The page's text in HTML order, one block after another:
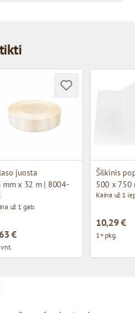
juosta
mm x 32 m | 8004-
už 1 gab.
€
vnt.
Šilkinis
500 x 750
Kaina už 1
10,29 €
1+ pkg.